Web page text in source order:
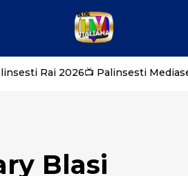
Rai 2026📺 Palinsesti
Blasi